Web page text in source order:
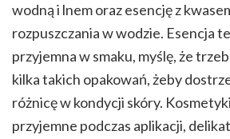
wodną i lnem oraz esencję z
rozpuszczania w wodzie. Esencja
przyjemna w smaku, myślę, że
kilka takich opakowań, żeby
różnicę w kondycji skóry.
przyjemne podczas aplikacji,